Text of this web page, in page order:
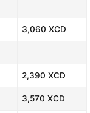
3,060 XCD
2,390 XCD
3,570 XCD